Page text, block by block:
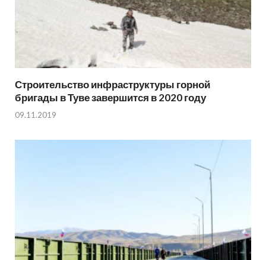
Строительство инфраструктуры горной
бригады в Туве завершится в 2020 году
09.11.2019